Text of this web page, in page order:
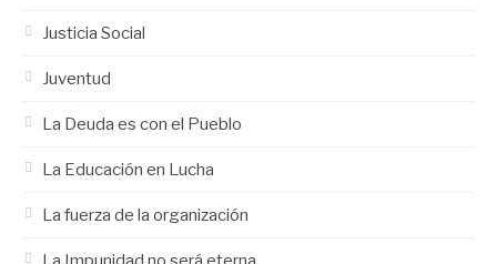
Justicia Social
Juventud
La Deuda es con el Pueblo
La Educación en Lucha
La fuerza de la organización